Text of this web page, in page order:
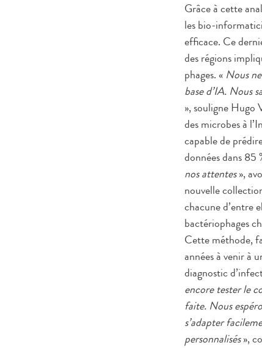
Grâce à cette
les bio-
efficace. Ce
des régions
phages. « Nous
base d’IA. Nous
», souligne Hugo
des microbes à
capable de
données dans 85
nos attentes»,
nouvelle
chacune d’entre
bactériophages
Cette méthode,
années à venir à
diagnostic
encore tester le
faite. Nous
s’adapter
personnalisés»,